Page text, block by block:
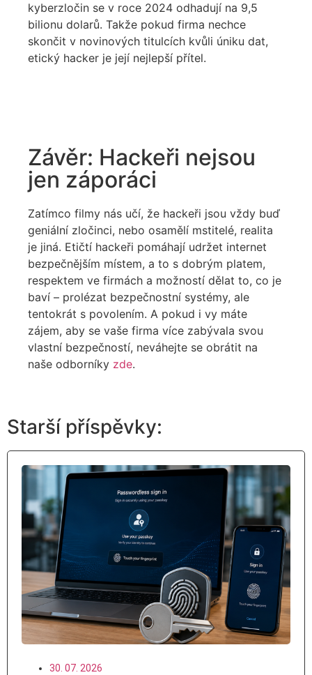
kyberzločin se v roce 2024 odhadují na 9,5
bilionu dolarů. Takže pokud firma nechce
skončit v novinových titulcích kvůli úniku dat,
etický hacker je její nejlepší přítel.
Závěr: Hackeři nejsou
jen záporáci
Zatímco filmy nás učí, že hackeři jsou vždy buď
geniální zločinci, nebo osamělí mstitelé, realita
je jiná. Etičtí hackeři pomáhají udržet internet
bezpečnějším místem, a to s dobrým platem,
respektem ve firmách a možností dělat to, co je
baví – prolézat bezpečnostní systémy, ale
tentokrát s povolením. A pokud i vy máte
zájem, aby se vaše firma více zabývala svou
vlastní bezpečností, neváhejte se obrátit na
naše odborníky zde.
Starší příspěvky:
30. 07. 2026